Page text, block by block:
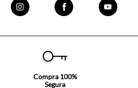
Compra 100%
Segura